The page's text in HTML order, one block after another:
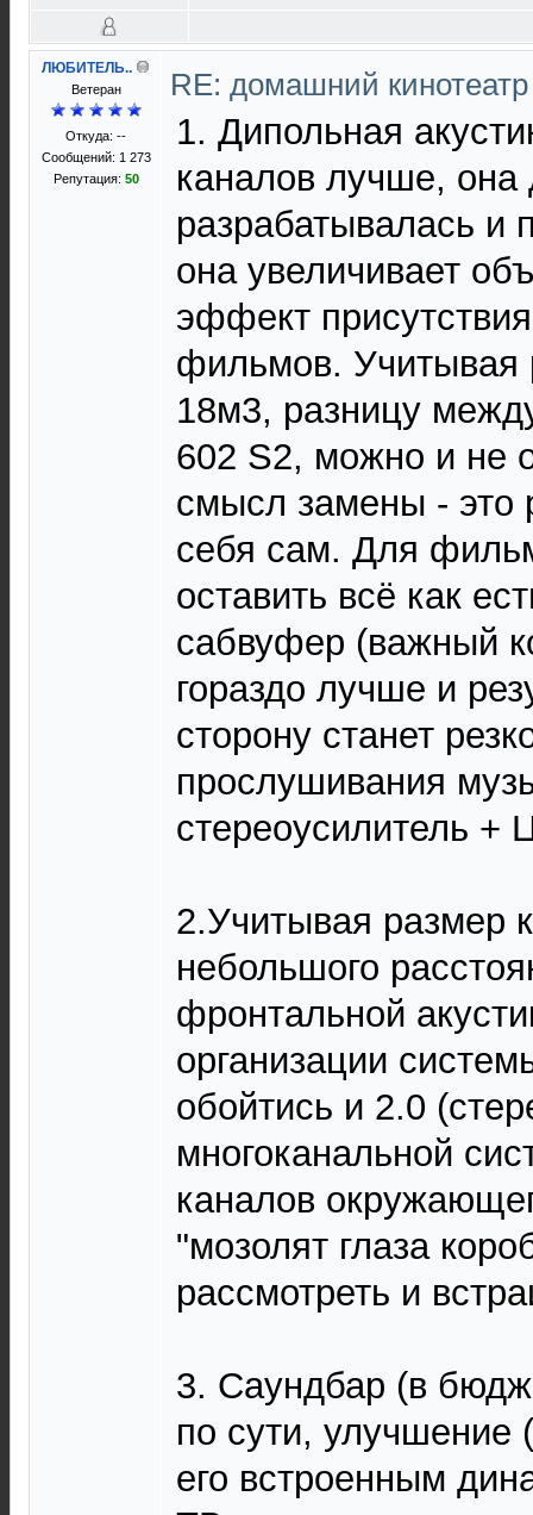
ЛЮБИТЕЛЬ..
Ветеран
Откуда: --
Сообщений: 1 273
Репутация: 50
RE: домашний
1. Дипольная
каналов лучше, она
разрабатывалась и
она увеличивает
эффект
фильмов. Учитывая
18м3, разницу
602 S2, можно и не
смысл замены -
себя сам. Для
оставить всё как
сабвуфер (важный
гораздо лучше и
сторону станет
прослушивания
стереоусилитель +
2.Учитывая размер
небольшого
фронтальной
организации
обойтись и 2.0
многоканальной
каналов
"мозолят глаза
рассмотреть и
3. Саундбар (в
по сути, улучшение
его встроенным